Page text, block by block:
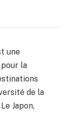
une
la
de la
Japon,